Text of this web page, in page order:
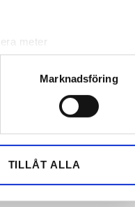
meter
. Du kan ändra
information från din enhet
kombinera informationen
Marknadsföring
TILLÅT ALLA